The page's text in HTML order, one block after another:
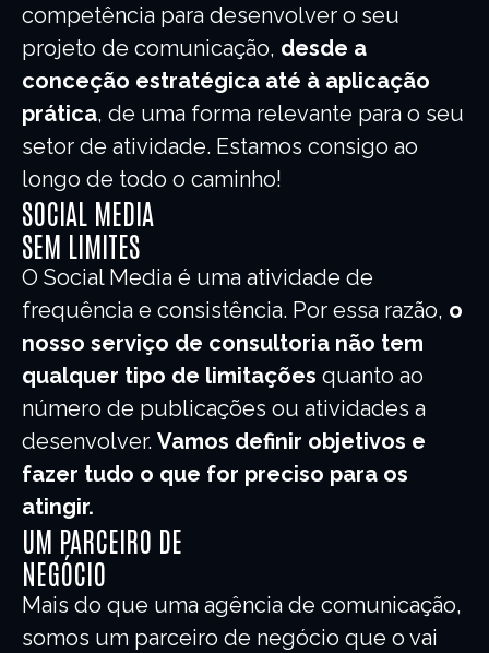
competência para desenvolver o seu
projeto de comunicação, desde a
conceção estratégica até à aplicação
prática, de uma forma relevante para o seu
setor de atividade. Estamos consigo ao
longo de todo o caminho!
SOCIAL MEDIA
SEM LIMITES
O Social Media é uma atividade de
frequência e consistência. Por essa razão, o
nosso serviço de consultoria não tem
qualquer tipo de limitações quanto ao
número de publicações ou atividades a
desenvolver. Vamos definir objetivos e
fazer tudo o que for preciso para os
atingir.
UM PARCEIRO DE
NEGÓCIO
Mais do que uma agência de comunicação,
somos um parceiro de negócio que o vai